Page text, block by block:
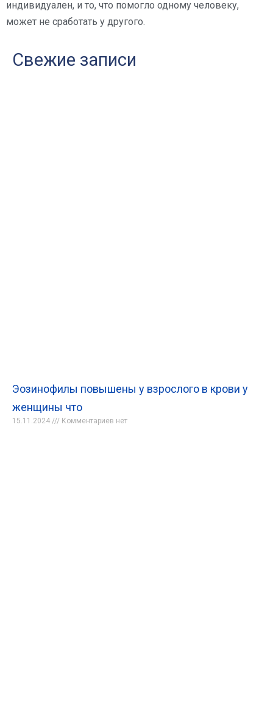
индивидуален, и то, что помогло одному человеку,
может не сработать у другого.
Свежие записи
Эозинофилы повышены у взрослого в крови у
женщины что
15.11.2024 Комментариев нет